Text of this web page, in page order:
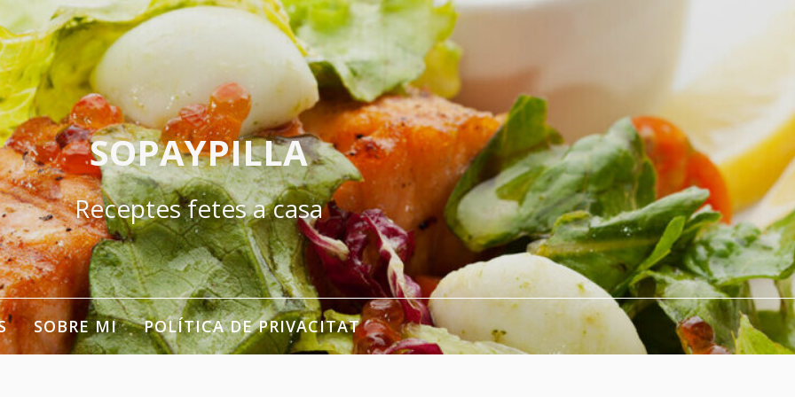
SOPAYPILLA
Receptes fetes a casa
SOBRE MI POLÍTICA DE PRIVACITAT